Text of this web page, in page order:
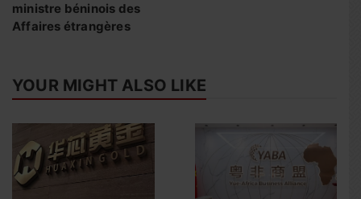
ministre béninois des
Affaires étrangères
YOUR MIGHT ALSO LIKE